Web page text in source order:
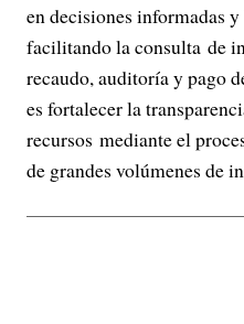
en decisiones informadas
facilitando la consulta de
recaudo, auditoría y pago
es fortalecer la
recursos mediante el
de grandes volúmenes de